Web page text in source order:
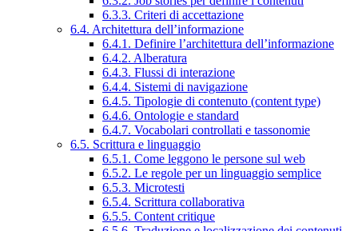
6.3.3. Criteri di accettazione
6.4. Architettura dell’informazione
6.4.1. Definire l’architettura dell’informazione
6.4.2. Alberatura
6.4.3. Flussi di interazione
6.4.4. Sistemi di navigazione
6.4.5. Tipologie di contenuto (content type)
6.4.6. Ontologie e standard
6.4.7. Vocabolari controllati e tassonomie
6.5. Scrittura e linguaggio
6.5.1. Come leggono le persone sul web
6.5.2. Le regole per un linguaggio semplice
6.5.3. Microtesti
6.5.4. Scrittura collaborativa
6.5.5. Content critique